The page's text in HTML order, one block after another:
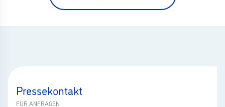
Pressekontakt
FÜR ANFRAGEN